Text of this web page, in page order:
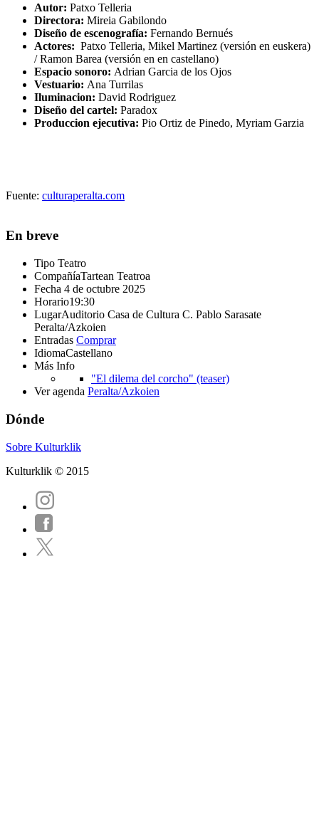
Autor: Patxo Telleria
Directora: Mireia Gabilondo
Diseño de escenografía: Fernando Bernués
Actores: Patxo Telleria, Mikel Martinez (versión en euskera)
/ Ramon Barea (versión en en castellano)
Espacio sonoro: Adrian Garcia de los Ojos
Vestuario: Ana Turrilas
Iluminacion: David Rodriguez
Diseño del cartel: Paradox
Produccion ejecutiva: Pio Ortiz de Pinedo, Myriam Garzia
Fuente: culturaperalta.com
En breve
Tipo Teatro
CompañíaTartean Teatroa
Fecha 4 de octubre 2025
Horario19:30
LugarAuditorio Casa de Cultura C. Pablo Sarasate
Peralta/Azkoien
Entradas Comprar
IdiomaCastellano
Más Info
"El dilema del corcho" (teaser)
Ver agenda Peralta/Azkoien
Dónde
Sobre Kulturklik
Kulturklik © 2015